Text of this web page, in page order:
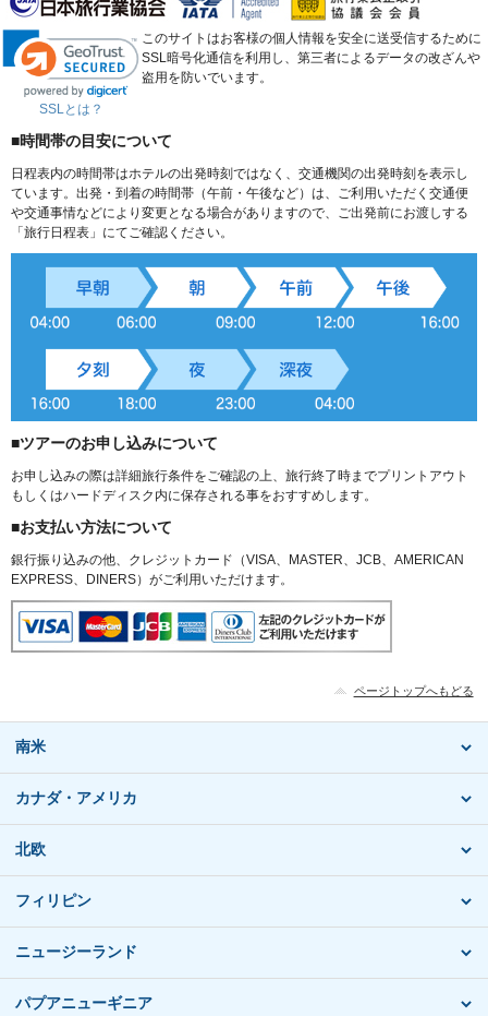
SSLとは？
このサイトはお客様の個人情報を安全に送受信するために
SSL暗号化通信を利用し、第三者によるデータの改ざんや
盗用を防いでいます。
■時間帯の目安について
日程表内の時間帯はホテルの出発時刻ではなく、交通機関の出発時刻を表示し
ています。出発・到着の時間帯（午前・午後など）は、ご利用いただく交通便
や交通事情などにより変更となる場合がありますので、ご出発前にお渡しする
「旅行日程表」にてご確認ください。
■ツアーのお申し込みについて
お申し込みの際は詳細旅行条件をご確認の上、旅行終了時までプリントアウト
もしくはハードディスク内に保存される事をおすすめします。
■お支払い方法について
銀行振り込みの他、クレジットカード（VISA、MASTER、JCB、AMERICAN
EXPRESS、DINERS）がご利用いただけます。
ページトップへもどる
南米
カナダ・アメリカ
北欧
フィリピン
ニュージーランド
パプアニューギニア